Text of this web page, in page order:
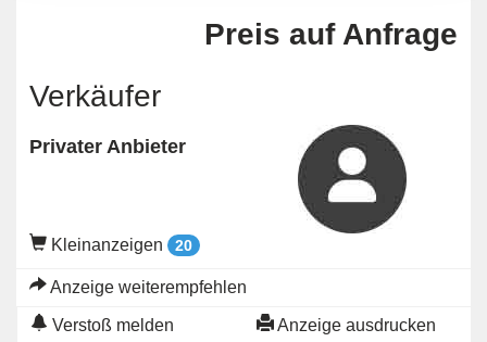
Preis auf Anfrage
Verkäufer
Privater Anbieter
Kleinanzeigen 20
Anzeige weiterempfehlen
Verstoß melden Anzeige ausdrucken